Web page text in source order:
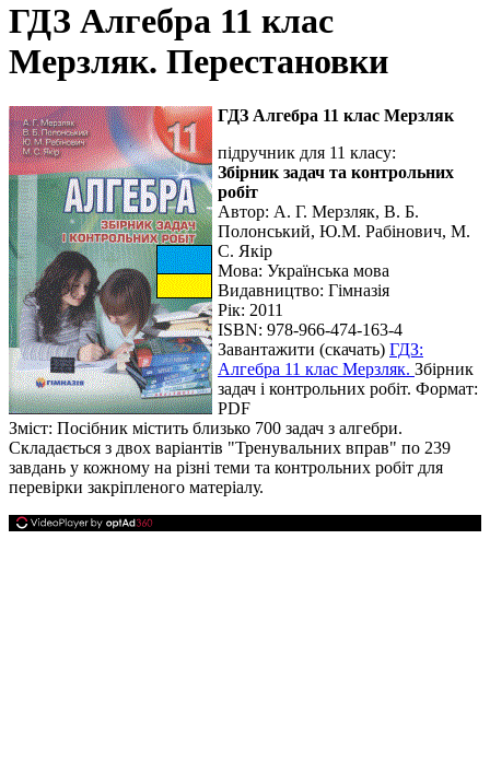
ГДЗ Алгебра 11 клас
Мерзляк. Перестановки
ГДЗ Алгебра 11 клас Мерзляк
підручник для 11 класу:
Збірник задач та контрольних
робіт
Автор: А. Г. Мерзляк, В. Б.
Полонський, Ю.М. Рабінович, М.
С. Якір
Мова: Українська мова
Видавництво: Гімназія
Рік: 2011
ISBN: 978-966-474-163-4
Завантажити (скачать) ГДЗ:
Алгебра 11 клас Мерзляк. Збірник
задач і контрольних робіт. Формат:
PDF
Зміст: Посібник містить близько 700 задач з алгебри.
Складається з двох варіантів "Тренувальних вправ" по 239
завдань у кожному на різні теми та контрольних робіт для
перевірки закріпленого матеріалу.